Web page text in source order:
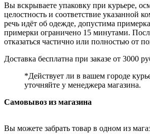
Вы вскрываете упаковку при курьере,
целостность и соответствие указанной
речь идёт об одежде, допустима
примерки ограничено 15 минутами.
отказаться частично или полностью от
Доставка бесплатна при заказе от 3000
*Действует ли в вашем городе
уточняйте у менеджера магазина.
Самовывоз из магазина
Вы можете забрать товар в одном из